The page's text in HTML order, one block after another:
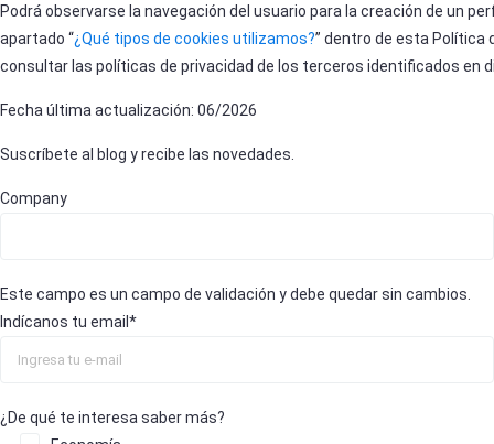
Podrá observarse la navegación del usuario para la creación de un
apartado “¿Qué tipos de cookies utilizamos?” dentro de esta Política
consultar las políticas de privacidad de los terceros identificados en
Fecha última actualización: 06/2026
Suscríbete al blog y recibe las novedades.
Company
Este campo es un campo de validación y debe quedar sin cambios.
Indícanos tu email*
¿De qué te interesa saber más?